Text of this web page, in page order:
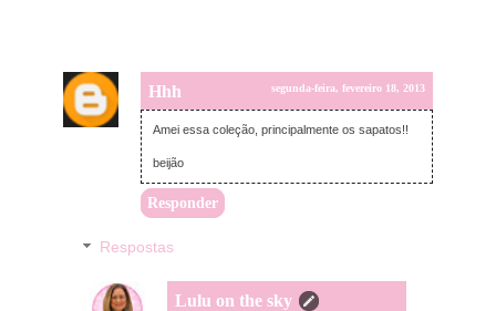
Hhh segunda-feira, fevereiro 18, 2013
Amei essa coleção, principalmente os sapatos!!
beijão
Responder
Respostas
Lulu on the sky